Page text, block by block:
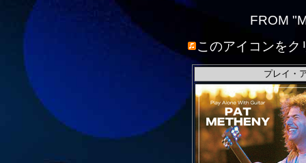
FROM
このアイコンを
プレイ・